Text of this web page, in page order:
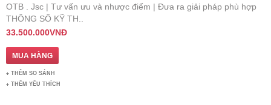
OTB . Jsc | Tư vấn ưu và nhược điểm | Đưa ra giải pháp phù hợp ​
THÔNG SỐ KỸ TH..
33.500.000VNĐ
THÊM SO SÁNH
THÊM YÊU THÍCH